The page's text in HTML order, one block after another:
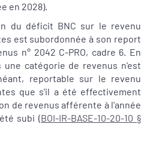
en 2028).
du déficit BNC sur le revenu
est subordonnée à son report
n° 2042 C-PRO, cadre 6. En
catégorie de revenus n'est
reportable sur le revenu
que s'il a été effectivement
de revenus afférente à l'année
subi (BOI-IR-BASE-10-20-10 §